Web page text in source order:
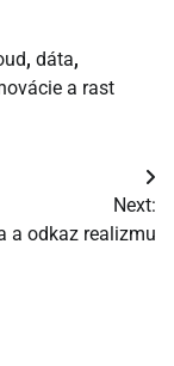
, dáta,
a rast
Next:
a odkaz realizmu